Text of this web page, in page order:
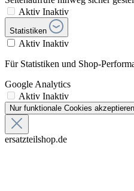
Aktiv Inaktiv
Nur funktionale Cookies akzeptieren
ersatzteilshop.de